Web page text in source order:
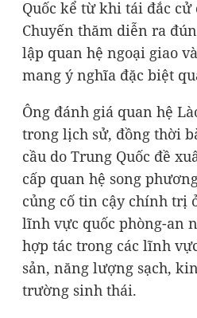
Quốc kể từ khi tái đắc
Chuyến thăm diễn ra
lập quan hệ ngoại giao
mang ý nghĩa đặc biệt
Ông đánh giá quan hệ
trong lịch sử, đồng thời
cầu do Trung Quốc đề
cấp quan hệ song
củng cố tin cậy chính trị
lĩnh vực quốc phòng-an
hợp tác trong các lĩnh
sản, năng lượng sạch,
trường sinh thái.